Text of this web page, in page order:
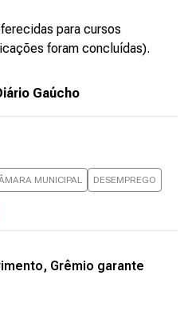
para cursos
foram concluídas).
Gaúcho
MUNICIPAL DESEMPREGO
Grêmio garante